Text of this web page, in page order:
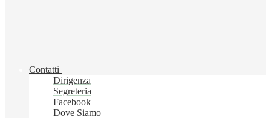
Contatti
Dirigenza
Segreteria
Facebook
Dove Siamo